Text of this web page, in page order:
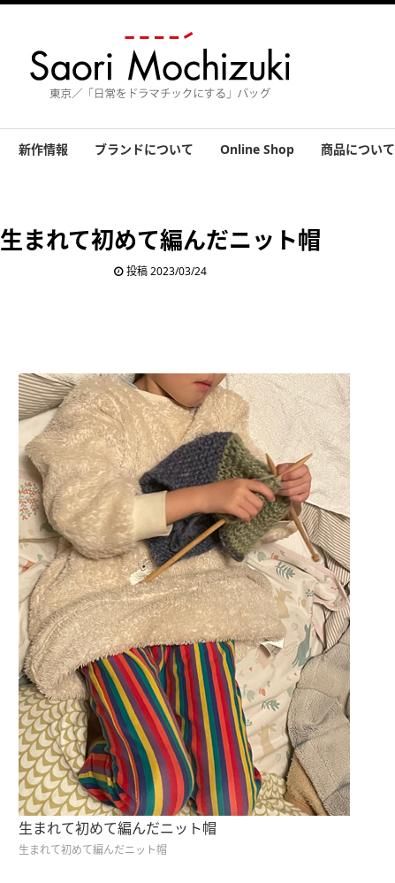
新作情報 ブランドについて Online Shop 商品について
生まれて初めて編んだニット帽
投稿 2023/03/24
生まれて初めて編んだニット帽
生まれて初めて編んだニット帽